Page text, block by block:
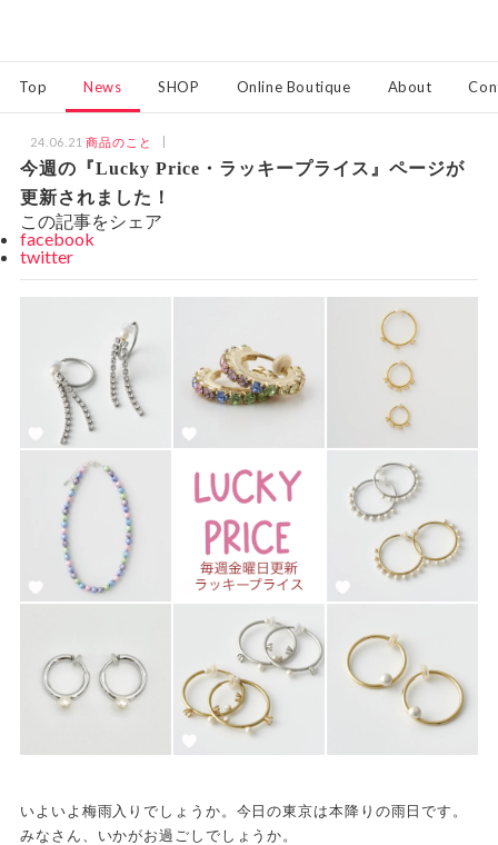
Top News SHOP Online Boutique About
24.06.21 商品のこと
今週の『Lucky Price・ラッキープライス』ページが
更新されました！
この記事をシェア
facebook
twitter
いよいよ梅雨入りでしょうか。今日の東京は本降りの雨日です。
みなさん、いかがお過ごしでしょうか。